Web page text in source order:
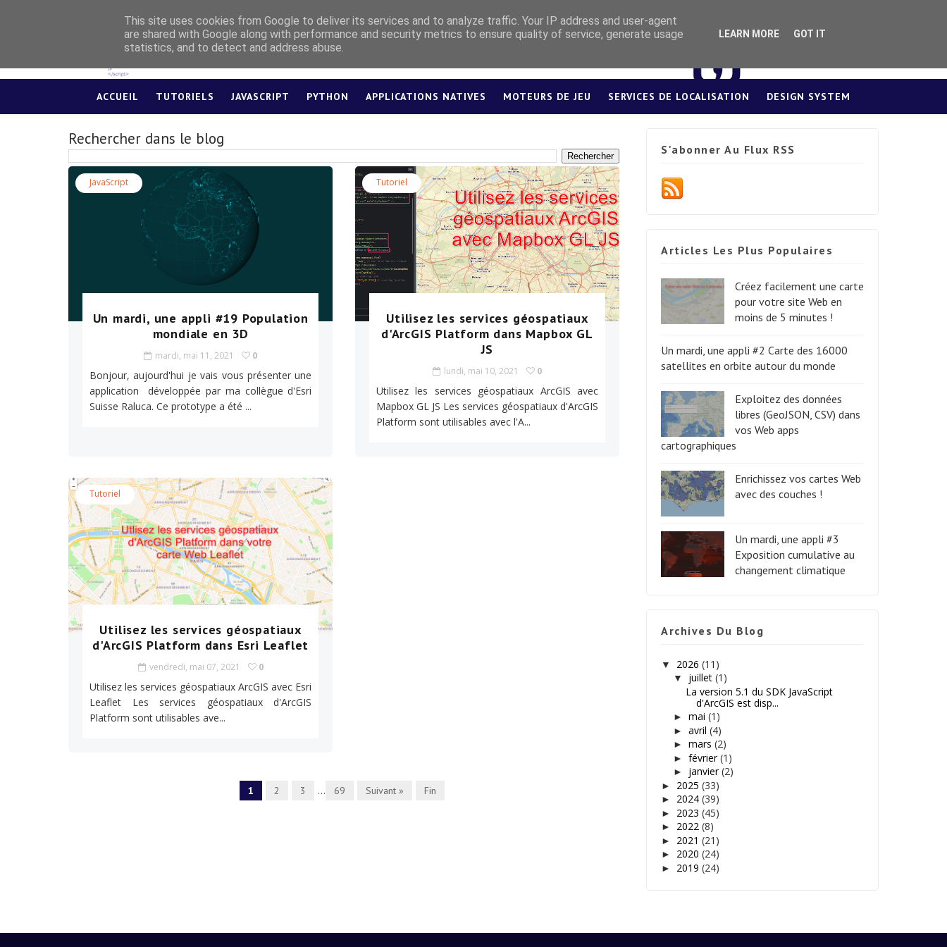
ACCUEIL TUTORIELS JAVASCRIPT PYTHON APPLICATIONS NATIVES MOTEURS DE JEU SERVICES DE LOCALISATION DESIGN SYSTEM
Rechercher dans le blog
JavaScript
Un mardi, une appli #19 Population
mondiale en 3D
mardi, mai 11, 2021 0
Bonjour, aujourd'hui je vais vous présenter une
application développée par ma collègue d'Esri
Suisse Raluca. Ce prototype a été ...
Tutoriel
Utilisez les services géospatiaux
d'ArcGIS Platform dans Mapbox GL
JS
lundi, mai 10, 2021 0
Utilisez les services géospatiaux ArcGIS avec
Mapbox GL JS Les services géospatiaux d'ArcGIS
Platform sont utilisables avec l'A...
Tutoriel
Utilisez les services géospatiaux
d'ArcGIS Platform dans Esri Leaflet
vendredi, mai 07, 2021 0
Utilisez les services géospatiaux ArcGIS avec Esri
Leaflet Les services géospatiaux d'ArcGIS
Platform sont utilisables ave...
1 2 3 ... 69 Suivant » Fin
S'abonner Au Flux RSS
Articles Les Plus Populaires
Créez facilement une carte
pour votre site Web en
moins de 5 minutes !
Un mardi, une appli #2 Carte des 16000
satellites en orbite autour du monde
Exploitez des données
libres (GeoJSON, CSV) dans
vos Web apps
cartographiques
Enrichissez vos cartes Web
avec des couches !
Un mardi, une appli #3
Exposition cumulative au
changement climatique
Archives Du Blog
▼ 2026 (11)
▼ juillet (1)
La version 5.1 du SDK JavaScript
d'ArcGIS est disp...
► mai (1)
► avril (4)
► mars (2)
► février(1)
► janvier(2)
► 2025 (33)
► 2024 (39)
► 2023 (45)
► 2022 (8)
► 2021 (21)
► 2020 (24)
► 2019 (24)
This site uses cookies from Google to deliver its services and to analyze traffic. Your IP address and user-agent
are shared with Google along with performance and security metrics to ensure quality of service, generate usage
statistics, and to detect and address abuse.
LEARN MORE GOT IT